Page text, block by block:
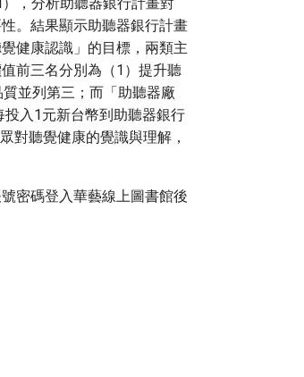
。結果顯示助聽器銀行計畫
健康認識」的目標，兩類主
前三名分別為（1）提升聽
並列第三；而「助聽器廠
入1元新台幣到助聽器銀行
對聽覺健康的覺識與理解，
密碼登入華藝線上圖書館後